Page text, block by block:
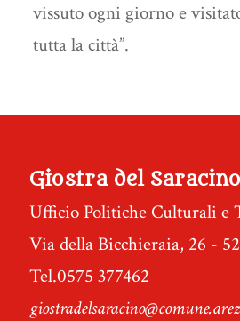
vissuto ogni giorno e
tutta la città”.
Giostra del Saracino
Ufficio Politiche Culturali e
Via della Bicchieraia, 26 -
Tel.0575 377462